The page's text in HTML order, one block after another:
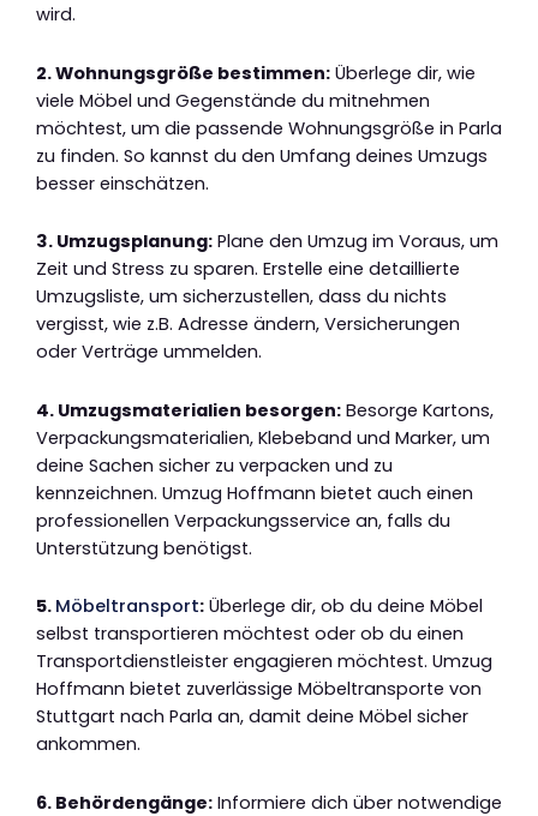
wird.
2. Wohnungsgröße bestimmen: Überlege dir, wie
viele Möbel und Gegenstände du mitnehmen
möchtest, um die passende Wohnungsgröße in Parla
zu finden. So kannst du den Umfang deines Umzugs
besser einschätzen.
3. Umzugsplanung: Plane den Umzug im Voraus, um
Zeit und Stress zu sparen. Erstelle eine detaillierte
Umzugsliste, um sicherzustellen, dass du nichts
vergisst, wie z.B. Adresse ändern, Versicherungen
oder Verträge ummelden.
4. Umzugsmaterialien besorgen: Besorge Kartons,
Verpackungsmaterialien, Klebeband und Marker, um
deine Sachen sicher zu verpacken und zu
kennzeichnen. Umzug Hoffmann bietet auch einen
professionellen Verpackungsservice an, falls du
Unterstützung benötigst.
5. Möbeltransport: Überlege dir, ob du deine Möbel
selbst transportieren möchtest oder ob du einen
Transportdienstleister engagieren möchtest. Umzug
Hoffmann bietet zuverlässige Möbeltransporte von
Stuttgart nach Parla an, damit deine Möbel sicher
ankommen.
6. Behördengänge: Informiere dich über notwendige